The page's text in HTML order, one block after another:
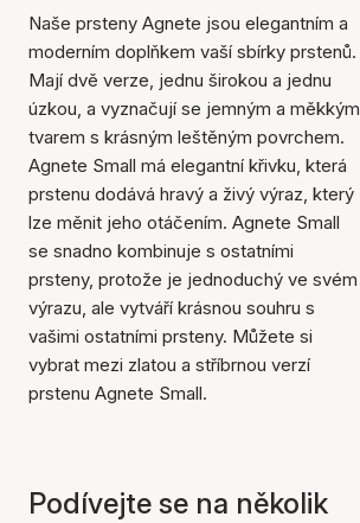
Naše prsteny Agnete jsou elegantním a
moderním doplňkem vaší sbírky prstenů.
Mají dvě verze, jednu širokou a jednu
úzkou, a vyznačují se jemným a měkkým
tvarem s krásným leštěným povrchem.
Agnete Small má elegantní křivku, která
prstenu dodává hravý a živý výraz, který
lze měnit jeho otáčením. Agnete Small
se snadno kombinuje s ostatními
prsteny, protože je jednoduchý ve svém
výrazu, ale vytváří krásnou souhru s
vašimi ostatními prsteny. Můžete si
vybrat mezi zlatou a stříbrnou verzí
prstenu Agnete Small.
Podívejte se na několik